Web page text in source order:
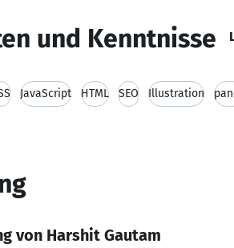
und Kenntnisse
JavaScript HTML SEO Illustration
von Harshit Gautam